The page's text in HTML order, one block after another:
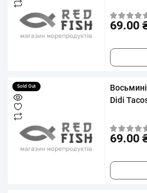
69.00
Sold Out
Didi
69.00